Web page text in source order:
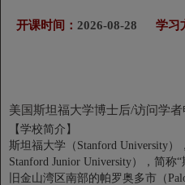
开课时间： 2026-08-28 学习
美国斯坦福大学博士后/访问学
【学校简介】
斯坦福大学（Stanford University）
Stanford Junior University），简称
旧金山湾区南部的帕罗奥多市（